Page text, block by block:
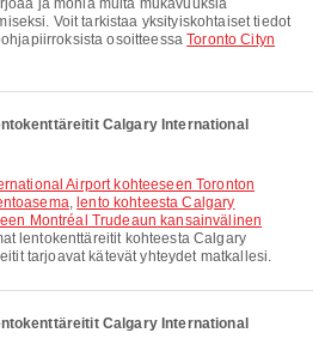
Voit tarkistaa yksityiskohtaiset tiedot
osoitteessaToronto Cityn
Calgary International
, lento kohteesta Calgary
Montréal Trudeaun kansainvälinen
lentokenttäreitit kohteesta Calgary
tarjoavat kätevät yhteydet matkallesi.
Calgary International